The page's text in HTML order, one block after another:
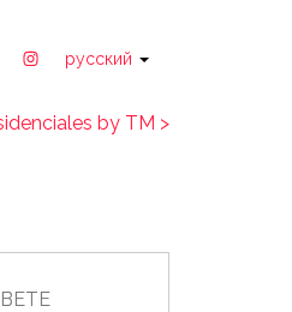
русский
by TM >